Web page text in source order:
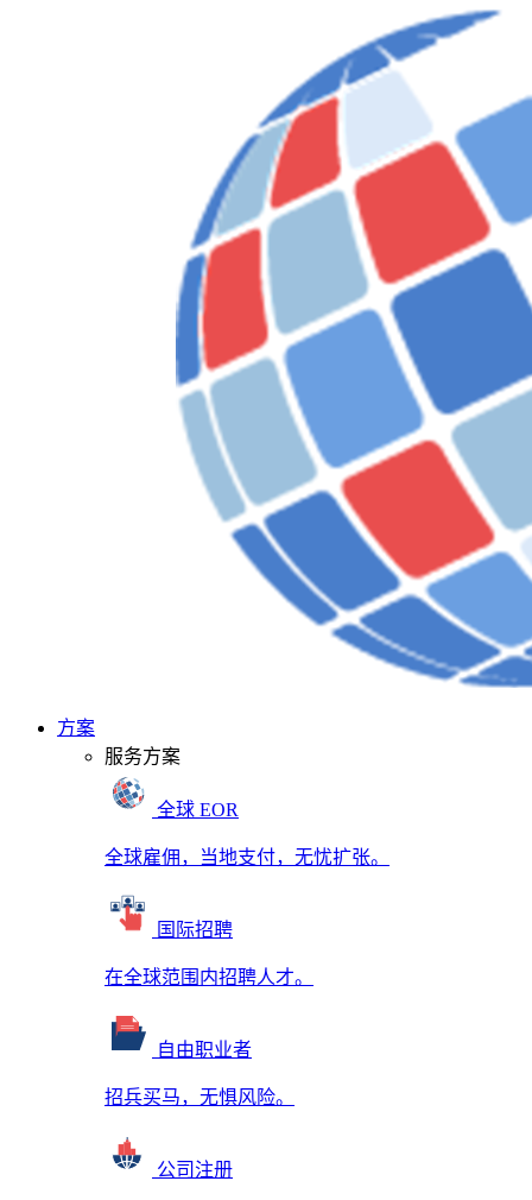
方案
服务方案
全球 EOR
全球雇佣，当地支付，无忧扩张。
国际招聘
在全球范围内招聘人才。
自由职业者
招兵买马，无惧风险。
公司注册